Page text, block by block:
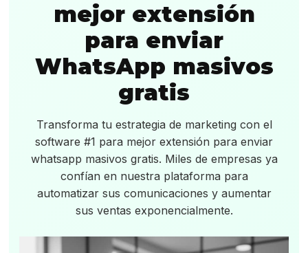
mejor extensión
para enviar
WhatsApp masivos
gratis
Transforma tu estrategia de marketing con el
software #1 para mejor extensión para enviar
whatsapp masivos gratis. Miles de empresas ya
confían en nuestra plataforma para
automatizar sus comunicaciones y aumentar
sus ventas exponencialmente.